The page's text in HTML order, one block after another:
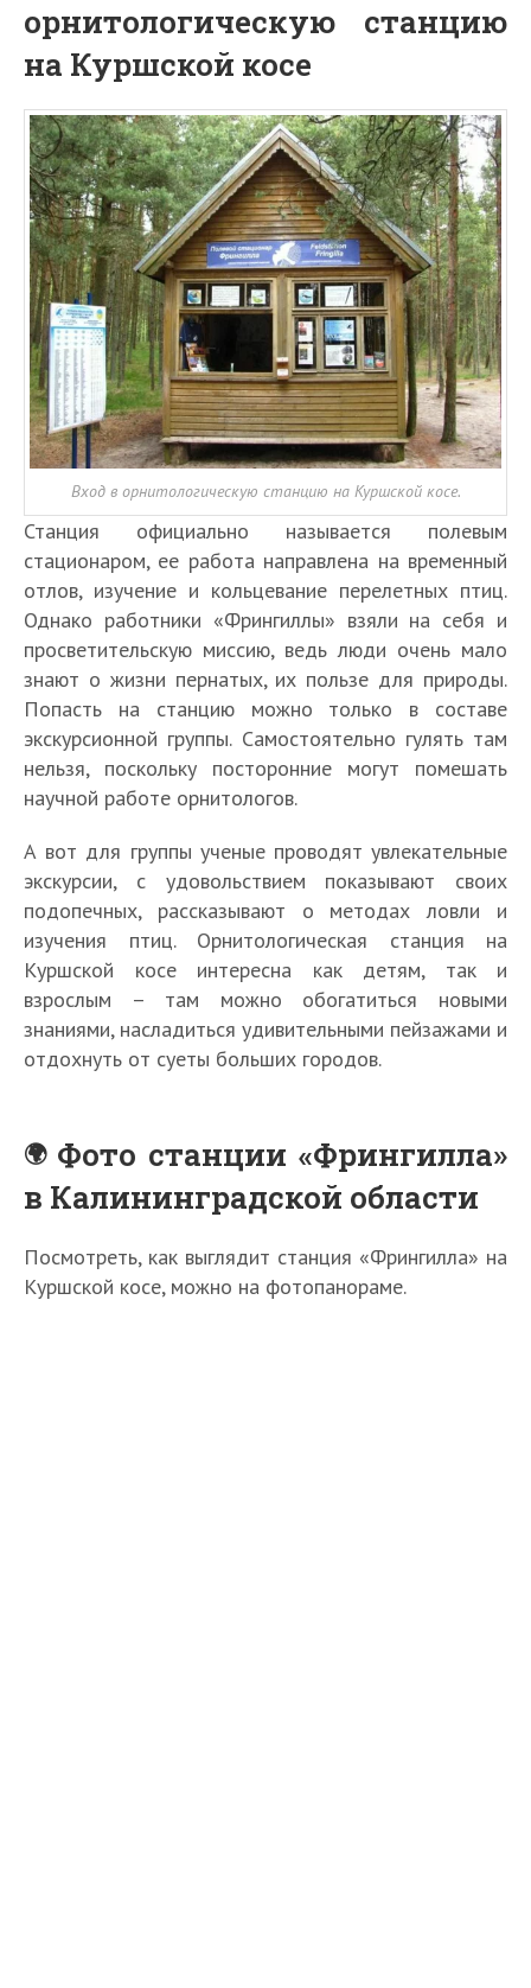
орнитологическую станцию
на Куршской косе
Вход в орнитологическую станцию на Куршской косе.
Станция официально называется полевым
стационаром, ее работа направлена на временный
отлов, изучение и кольцевание перелетных птиц.
Однако работники «Фрингиллы» взяли на себя и
просветительскую миссию, ведь люди очень мало
знают о жизни пернатых, их пользе для природы.
Попасть на станцию можно только в составе
экскурсионной группы. Самостоятельно гулять там
нельзя, поскольку посторонние могут помешать
научной работе орнитологов.
А вот для группы ученые проводят увлекательные
экскурсии, с удовольствием показывают своих
подопечных, рассказывают о методах ловли и
изучения птиц. Орнитологическая станция на
Куршской косе интересна как детям, так и
взрослым – там можно обогатиться новыми
знаниями, насладиться удивительными пейзажами и
отдохнуть от суеты больших городов.
Фото станции «Фрингилла»
в Калининградской области
Посмотреть, как выглядит станция «Фрингилла» на
Куршской косе, можно на фотопанораме.